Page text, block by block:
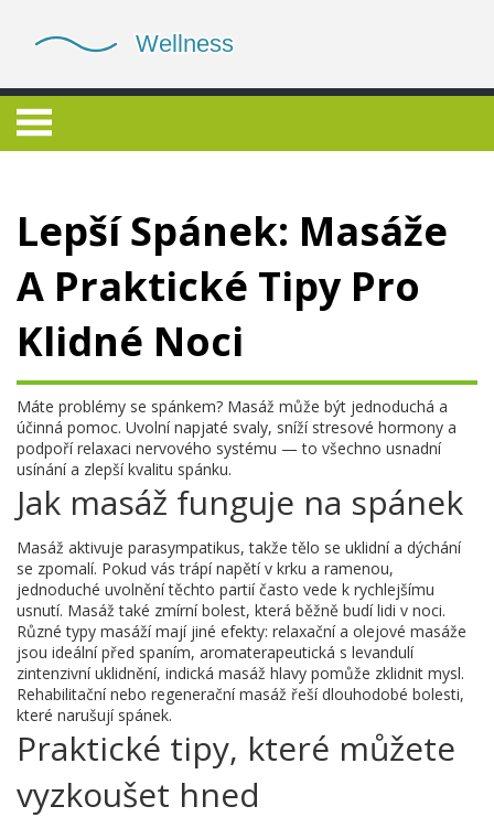
Lepší Spánek: Masáže
A Praktické Tipy Pro
Klidné Noci
Máte problémy se spánkem? Masáž může být jednoduchá a
účinná pomoc. Uvolní napjaté svaly, sníží stresové hormony a
podpoří relaxaci nervového systému — to všechno usnadní
usínání a zlepší kvalitu spánku.
Jak masáž funguje na spánek
Masáž aktivuje parasympatikus, takže tělo se uklidní a dýchání
se zpomalí. Pokud vás trápí napětí v krku a ramenou,
jednoduché uvolnění těchto partií často vede k rychlejšímu
usnutí. Masáž také zmírní bolest, která běžně budí lidi v noci.
Různé typy masáží mají jiné efekty: relaxační a olejové masáže
jsou ideální před spaním, aromaterapeutická s levandulí
zintenzivní uklidnění, indická masáž hlavy pomůže zklidnit mysl.
Rehabilitační nebo regenerační masáž řeší dlouhodobé bolesti,
které narušují spánek.
Praktické tipy, které můžete
vyzkoušet hned